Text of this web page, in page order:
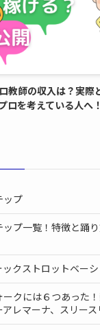
教師の収入は？実際
ロを考えている人へ！
ップ
ップ一覧！特徴と踊
ックストロットベー
ークには６つあった
レマーナ、スリース